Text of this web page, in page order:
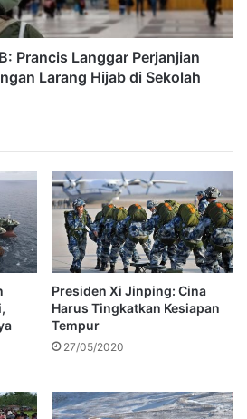
Prancis Langgar Perjanjian
Larang Hijab di Sekolah
Presiden Xi Jinping: Cina
Harus Tingkatkan Kesiapan
Tempur
27/05/2020